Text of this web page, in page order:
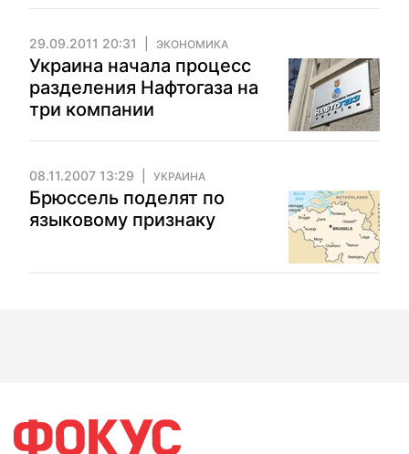
29.09.2011 20:31 ЭКОНОМИКА
Украина начала процесс
разделения Нафтогаза на
три компании
08.11.2007 13:29 УКРАИНА
Брюссель поделят по
языковому признаку